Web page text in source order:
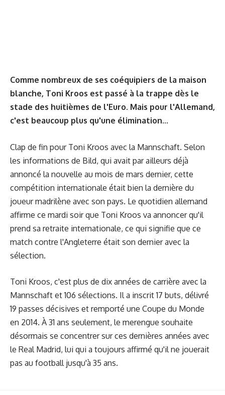
Comme nombreux de ses coéquipiers de la maison
blanche, Toni Kroos est passé à la trappe dès le
stade des huitièmes de l'Euro. Mais pour l'Allemand,
c'est beaucoup plus qu'une élimination...
Clap de fin pour Toni Kroos avec la Mannschaft. Selon
les informations de Bild, qui avait par ailleurs déjà
annoncé la nouvelle au mois de mars dernier, cette
compétition internationale était bien la dernière du
joueur madrilène avec son pays. Le quotidien allemand
affirme ce mardi soir que Toni Kroos va annoncer qu'il
prend sa retraite internationale, ce qui signifie que ce
match contre l'Angleterre était son dernier avec la
sélection.
Toni Kroos, c'est plus de dix années de carrière avec la
Mannschaft et 106 sélections. Il a inscrit 17 buts, délivré
19 passes décisives et remporté une Coupe du Monde
en 2014. À 31 ans seulement, le merengue souhaite
désormais se concentrer sur ces dernières années avec
le Real Madrid, lui qui a toujours affirmé qu'il ne jouerait
pas au football jusqu'à 35 ans.